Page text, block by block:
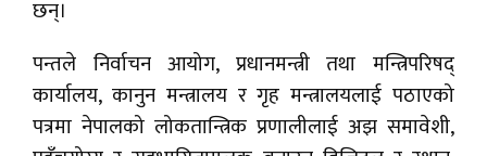
छन्।
पन्तले निर्वाचन आयोग, प्रधानमन्त्री तथा मन्त्रिपरिषद्
कार्यालय, कानुन मन्त्रालय र गृह मन्त्रालयलाई पठाएको
पत्रमा नेपालको लोकतान्त्रिक प्रणालीलाई अझ समावेशी,